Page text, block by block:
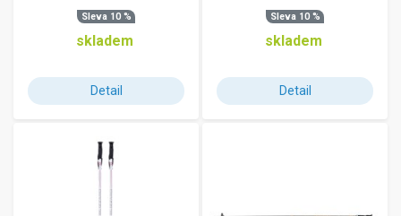
Sleva 10 %
skladem
Detail
Sleva 10 %
skladem
Detail